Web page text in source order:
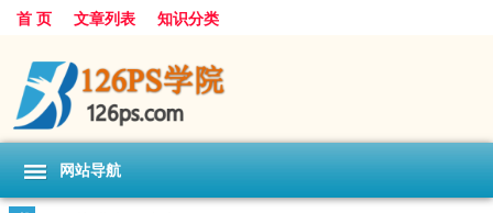
首 页 文章列表 知识分类
网站导航